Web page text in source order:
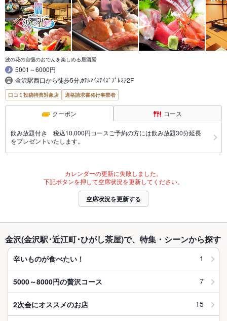
波の花の自慢のおでんを楽しめる居酒屋
5001～6000円
金沢駅西口から徒歩5分,ﾎﾃﾙﾏｲｽﾃｲｽﾞﾌﾟﾚﾐｱ2F
口コミ投稿特典対象店 適格請求書発行事業者
クーポン コース
飲み放題付き 税込10,000円コースご予約の方には飲み放題30分延長
をプレゼントいたします。
カレンダーの更新に失敗しました。
下記ボタンを押して空席状況を更新してください。
空席状況を更新する
金沢(金沢駅･近江町･ひがし茶屋)で、特集・シーンから探す
辛いものが食べたい！ 1
5000～8000円の贅沢コース 7
2次会にオススメのお店 15